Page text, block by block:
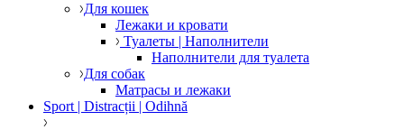
Для кошек
Лежаки и кровати
Туалеты | Наполнители
Наполнители для туалета
Для собак
Матрасы и лежаки
Sport | Distracții | Odihnă